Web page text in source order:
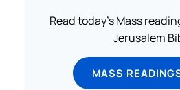
Read today's Mass
Jerusalem
MASS